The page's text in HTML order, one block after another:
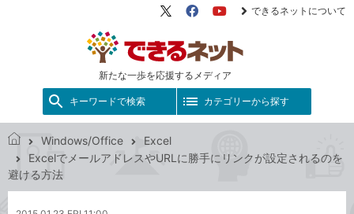
新たな一歩を応援するメディア
X（旧
FacebookYouTube
できるネットについて
キーワードで検索 カテゴリーから探す
で
き
Windows/Office
Excel
ExcelでメールアドレスやURLに勝手にリンクが設定されるのを
避ける方法